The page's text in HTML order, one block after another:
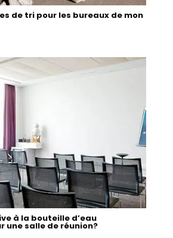
de tri pour les bureaux de mon
à la bouteille d’eau
une salle de réunion?